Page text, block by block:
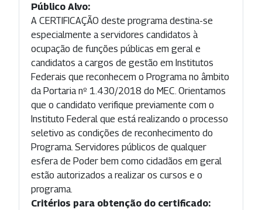
Público Alvo:
A CERTIFICAÇÃO deste programa destina-se
especialmente a servidores candidatos à
ocupação de funções públicas em geral e
candidatos a cargos de gestão em Institutos
Federais que reconhecem o Programa no âmbito
da Portaria nº 1.430/2018 do MEC. Orientamos
que o candidato verifique previamente com o
Instituto Federal que está realizando o processo
seletivo as condições de reconhecimento do
Programa. Servidores públicos de qualquer
esfera de Poder bem como cidadãos em geral
estão autorizados a realizar os cursos e o
programa.
Critérios para obtenção do certificado: